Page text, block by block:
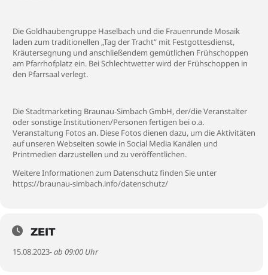
Die Goldhaubengruppe Haselbach und die Frauenrunde Mosaik
laden zum traditionellen „Tag der Tracht“ mit Festgottesdienst,
Kräutersegnung und anschließendem gemütlichen Frühschoppen
am Pfarrhofplatz ein. Bei Schlechtwetter wird der Frühschoppen in
den Pfarrsaal verlegt.
Die Stadtmarketing Braunau-Simbach GmbH, der/die Veranstalter
oder sonstige Institutionen/Personen fertigen bei o.a.
Veranstaltung Fotos an. Diese Fotos dienen dazu, um die Aktivitäten
auf unseren Webseiten sowie in Social Media Kanälen und
Printmedien darzustellen und zu veröffentlichen.
Weitere Informationen zum Datenschutz finden Sie unter
https://braunau-simbach.info/datenschutz/
ZEIT
15.08.2023- ab 09:00 Uhr